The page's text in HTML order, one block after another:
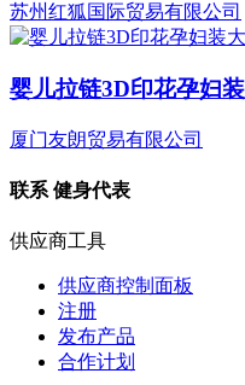
苏州红狐国际贸易有限公司
婴儿拉链3D印花孕妇
厦门友朗贸易有限公司
联系 健身代表
供应商工具
供应商控制面板
注册
发布产品
合作计划